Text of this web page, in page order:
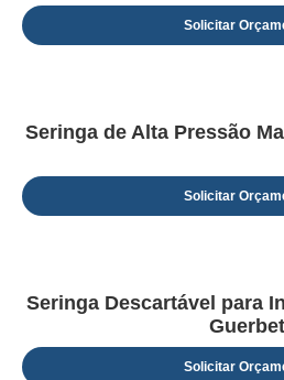
Solicitar
Seringa de Alta Pressão
Solicitar
Seringa Descartável para
Guerbet
Solicitar